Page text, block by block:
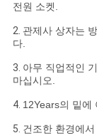
전원 소켓.
2. 관제사 상자는
다.
3. 아무 직업적인
마십시오.
4. 12Years의 밑에
5. 건조한 환경에